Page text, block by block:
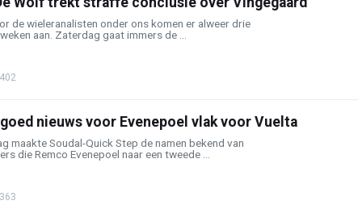
de wieleranalisten onder ons komen er alweer drie
aan. Zaterdag gaat immers de ...
402
goed nieuws voor Evenepoel vlak voor Vuelta
maakte Soudal-Quick Step de namen bekend van
die Remco Evenepoel naar een tweede ...
363